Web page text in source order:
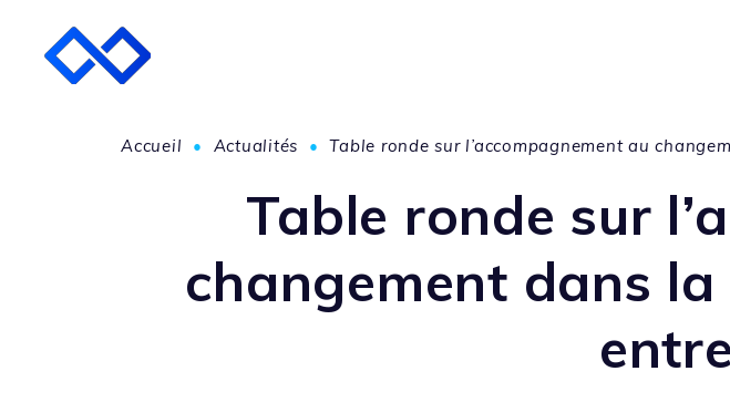
Accueil • Actualités • Table ronde sur l’accompagnement au
Table ronde sur
changement dans